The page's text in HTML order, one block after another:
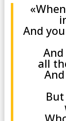
And
all